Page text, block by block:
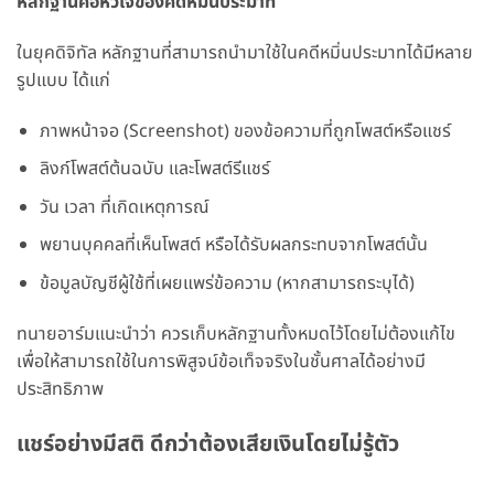
ในยุคดิจิทัล หลักฐานที่สามารถนำมาใช้ในคดีหมิ่นประมาทได้มีหลาย
รูปแบบ ได้แก่
ภาพหน้าจอ (Screenshot) ของข้อความที่ถูกโพสต์หรือแชร์
ลิงก์โพสต์ต้นฉบับ และโพสต์รีแชร์
วัน เวลา ที่เกิดเหตุการณ์
พยานบุคคลที่เห็นโพสต์ หรือได้รับผลกระทบจากโพสต์นั้น
ข้อมูลบัญชีผู้ใช้ที่เผยแพร่ข้อความ (หากสามารถระบุได้)
ทนายอาร์มแนะนำว่า ควรเก็บหลักฐานทั้งหมดไว้โดยไม่ต้องแก้ไข
เพื่อให้สามารถใช้ในการพิสูจน์ข้อเท็จจริงในชั้นศาลได้อย่างมี
ประสิทธิภาพ
แชร์อย่างมีสติ ดีกว่าต้องเสียเงินโดยไม่รู้ตัว